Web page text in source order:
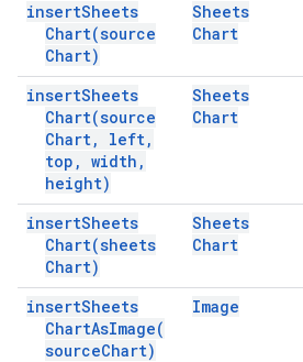
insertSheets
Chart(source
Chart)
Sheets
Chart
insertSheets
Chart(source
Chart, left,
top , width ,
height)
Sheets
Chart
insertSheets
Chart(sheets
Chart)
Sheets
Chart
insertSheets
ChartAsImage(
sourceChart)
Image